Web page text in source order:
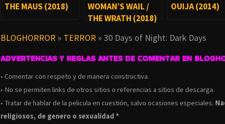
THE MAUS (2018)
WOMAN’S WAIL /
THE WRATH (2018)
OUIJA (2014)
BLOGHORROR » TERROR » 30 Days of Night: Dark Days
ADVERTENCIAS Y REGLAS ANTES DE COMENTAR EN
• Comentar con respeto y de manera constructiva.
• No se permiten links de otros sitios o referencias a sitios de descarga.
• Tratar de hablar de la pelicula en cuestión, salvo ocasiones especiales.
religiosos, de genero o sexualidad *